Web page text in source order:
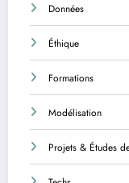
Données
Éthique
Formations
Modélisation
Projets & Études